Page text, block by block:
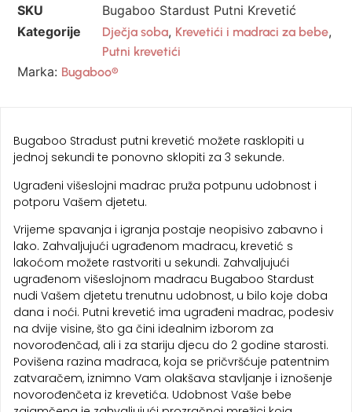
SKU
Bugaboo Stardust Putni Krevetić
Kategorije
Dječja soba, Krevetići i madraci za bebe,
Putni krevetići
Marka: Bugaboo®
Bugaboo Stradust putni krevetić možete rasklopiti u
jednoj sekundi te ponovno sklopiti za 3 sekunde.
Ugrađeni višeslojni madrac pruža potpunu udobnost i
potporu Vašem djetetu.
Vrijeme spavanja i igranja postaje neopisivo zabavno i
lako. Zahvaljujući ugrađenom madracu, krevetić s
lakoćom možete rastvoriti u sekundi. Zahvaljujući
ugrađenom višeslojnom madracu Bugaboo Stardust
nudi Vašem djetetu trenutnu udobnost, u bilo koje doba
dana i noći. Putni krevetić ima ugrađeni madrac, podesiv
na dvije visine, što ga čini idealnim izborom za
novorođenčad, ali i za stariju djecu do 2 godine starosti.
Povišena razina madraca, koja se pričvršćuje patentnim
zatvaračem, iznimno Vam olakšava stavljanje i iznošenje
novorođenčeta iz krevetića. Udobnost Vaše bebe